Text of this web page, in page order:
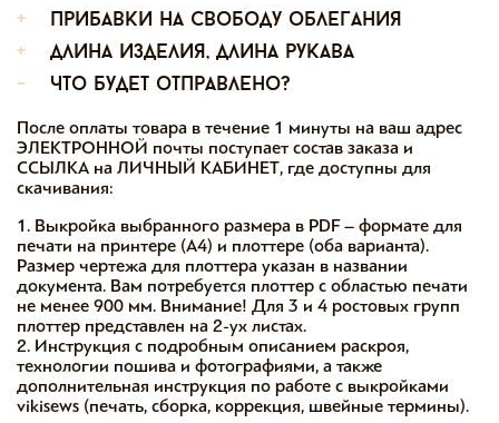
+
прибавки на свободу облегания
+
длина изделия, длина рукава
-
что будет отправлено?
После оплаты товара в течение 1 минуты на ваш адрес
ЭЛЕКТРОННОЙ почты поступает состав заказа и
ССЫЛКА на ЛИЧНЫЙ КАБИНЕТ, где доступны для
скачивания:
1. Выкройка выбранного размера в PDF – формате для
печати на принтере (А4) и плоттере (оба варианта).
Размер чертежа для плоттера указан в названии
документа. Вам потребуется плоттер с областью печати
не менее 900 мм. Внимание! Для 3 и 4 ростовых групп
плоттер представлен на 2-ух листах.
2. Инструкция с подробным описанием раскроя,
технологии пошива и фотографиями, а также
дополнительная инструкция по работе с выкройками
vikisews (печать, сборка, коррекция, швейные термины).